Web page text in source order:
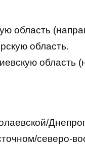
область
область.
область
северо-